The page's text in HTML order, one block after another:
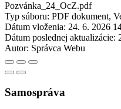
Pozvánka_24_OcZ.pdf
Typ súboru: PDF dokument,
Dátum vloženia: 24. 6. 2026
Dátum poslednej aktualizácie:
Autor: Správca Webu
Samospráva